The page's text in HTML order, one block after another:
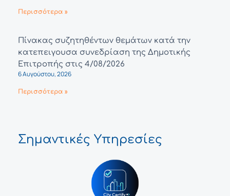
Περισσότερα »
Πίνακας συζητηθέντων θεμάτων κατά την
κατεπειγουσα συνεδρίαση της Δημοτικής
Επιτροπής στις 4/08/2026
6 Αυγούστου, 2026
Περισσότερα »
Σημαντικές Υπηρεσίες